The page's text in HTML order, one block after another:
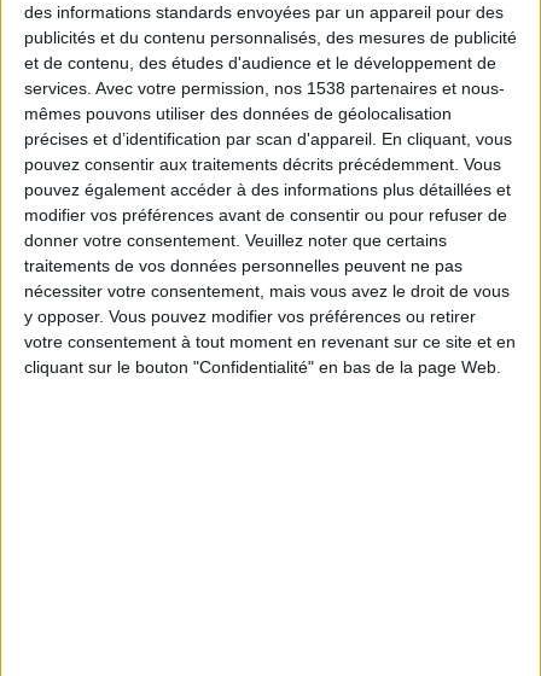
des informations standards envoyées par un appareil pour des
publicités et du contenu personnalisés, des mesures de publicité
et de contenu, des études d'audience et le développement de
services. Avec votre permission, nos 1538 partenaires et nous-
mêmes pouvons utiliser des données de géolocalisation
précises et d’identification par scan d'appareil. En cliquant, vous
pouvez consentir aux traitements décrits précédemment. Vous
pouvez également accéder à des informations plus détaillées et
modifier vos préférences avant de consentir ou pour refuser de
donner votre consentement. Veuillez noter que certains
traitements de vos données personnelles peuvent ne pas
nécessiter votre consentement, mais vous avez le droit de vous
y opposer. Vous pouvez modifier vos préférences ou retirer
votre consentement à tout moment en revenant sur ce site et en
cliquant sur le bouton "Confidentialité" en bas de la page Web.
Voici des conseils pour un bon alignement :
Utiliser un appareil photo : c'est vraiment votre
meilleur ami pour cet exercice.
Guider avec les hanches : la plupart des gens sont
tellement préoccupés par la levée des pieds qu'ils
laissent leurs hanches derrière. Le résultat est un
dos obligé d'être arqué pour compenser afin de
rester en équilibre. Quand vous démarrez un